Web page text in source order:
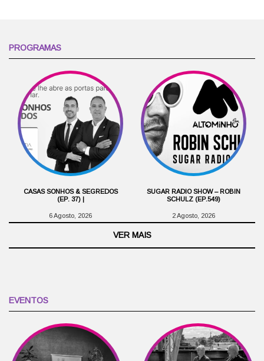
PROGRAMAS
CASAS SONHOS & SEGREDOS
(EP. 37) |
6 Agosto, 2026
SUGAR RADIO SHOW – ROBIN
SCHULZ (EP.549)
2 Agosto, 2026
VER MAIS
EVENTOS